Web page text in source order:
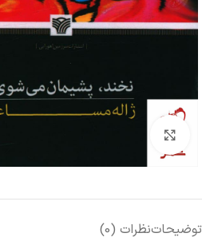
توضیحاتنظرات (0)